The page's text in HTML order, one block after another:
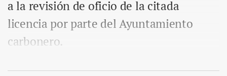
a la revisión de oficio de la citada
licencia por parte del Ayuntamiento
carbonero.